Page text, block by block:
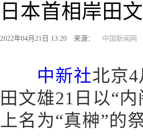
日本首相岸田
2022年04月21日 13:20 来源： 中国新闻网
中新社北京
田文雄21日以“
上名为“真榊”的